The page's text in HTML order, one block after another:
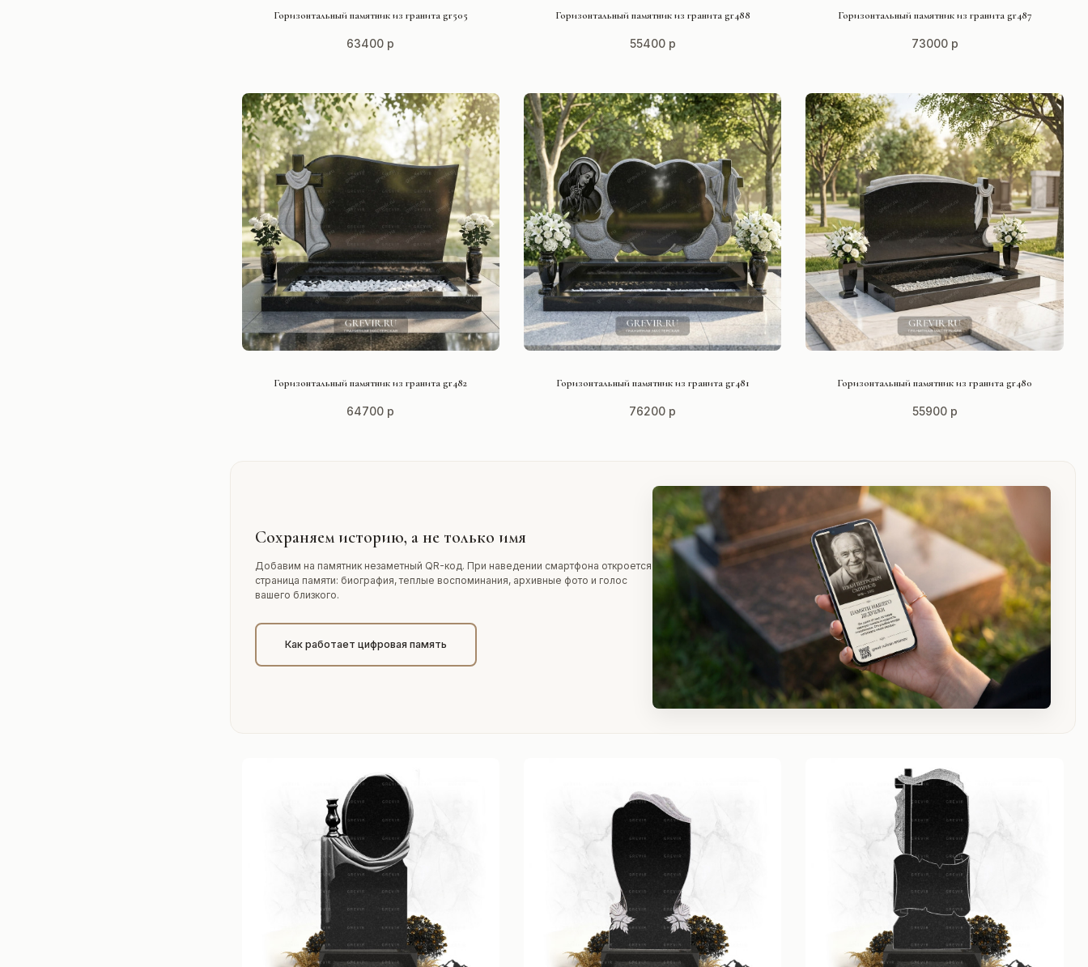
Горизонтальный памятник из гранита gr505
63400 р
Горизонтальный памятник из гранита gr488
55400 р
Горизонтальный памятник из гранита gr487
73000 р
Горизонтальный памятник из гранита gr482
64700 р
Горизонтальный памятник из гранита gr481
76200 р
Горизонтальный памятник из гранита gr480
55900 р
Сохраняем историю, а не только имя
Добавим на памятник незаметный QR-код. При наведении смартфона откроется
страница памяти: биография, теплые воспоминания, архивные фото и голос
вашего близкого.
Как работает цифровая память